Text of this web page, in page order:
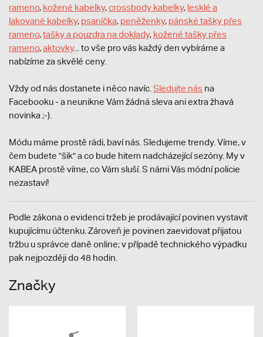
rameno, kožené kabelky,crossbody kabelky, lesklé a
lakované kabelky, psaníčka, peněženky, pánské tašky přes
rameno,tašky a pouzdra na doklady, kožené tašky přes
rameno,aktovky... to vše pro vás každý den vybíráme a
nabízíme za skvělé ceny.
Vždy od nás dostanete i něco navíc. Sledujte nás na
Facebooku - a neunikne Vám žádná sleva ani extra žhavá
novinka ;-).
Módu máme prostě rádi, baví nás. Sledujeme trendy. Víme, v
čem budete "šik" a co bude hitem nadcházející sezóny. My v
KABEA prostě víme, co Vám sluší. S námi Vás módní policie
nezastaví!
Podle zákona o evidenci tržeb je prodávající povinen vystavit
kupujícímu účtenku. Zároveň je povinen zaevidovat přijatou
tržbu u správce daně online; v případě technického výpadku
pak nejpozději do 48 hodin.
Značky